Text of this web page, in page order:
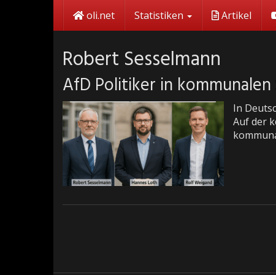
oli.net Statistiken Artikel
Robert Sesselmann
AfD Politiker in
In
Auf der